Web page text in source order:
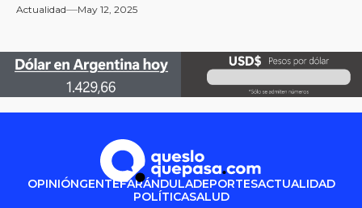
Actualidad May 12, 2025
OPINIÓNGENTEFARÁNDULADEPORTESACTUALIDAD
POLÍTICASALUD